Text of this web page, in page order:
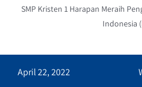
SMP Kristen 1 Harapan Meraih
Indonesia
April 22, 2022